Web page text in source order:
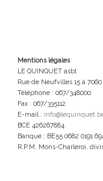
Mentions légales
LE QUINQUET asbl
Rue de Neufvilles 15 à 7060
Téléphone : 067/348000
Fax : 067/335112
E-mail :
BCE 426267884
Banque : BE55 0682 0191
R.P.M. Mons-Charleroi,